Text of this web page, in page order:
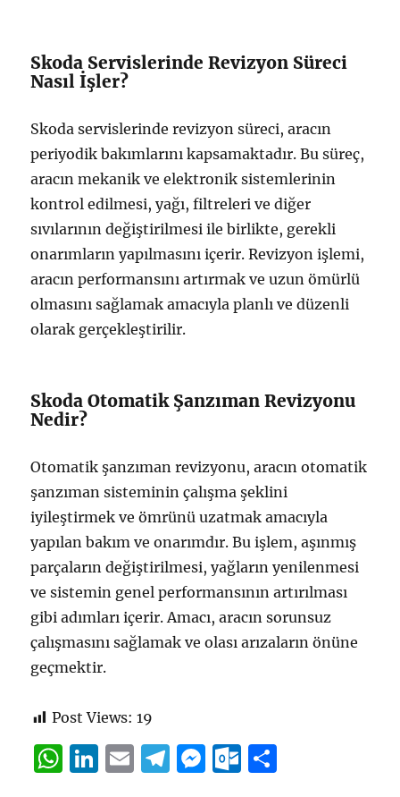
Skoda Servislerinde Revizyon Süreci
Nasıl İşler?
Skoda servislerinde revizyon süreci, aracın
periyodik bakımlarını kapsamaktadır. Bu süreç,
aracın mekanik ve elektronik sistemlerinin
kontrol edilmesi, yağı, filtreleri ve diğer
sıvılarının değiştirilmesi ile birlikte, gerekli
onarımların yapılmasını içerir. Revizyon işlemi,
aracın performansını artırmak ve uzun ömürlü
olmasını sağlamak amacıyla planlı ve düzenli
olarak gerçekleştirilir.
Skoda Otomatik Şanzıman Revizyonu
Nedir?
Otomatik şanzıman revizyonu, aracın otomatik
şanzıman sisteminin çalışma şeklini
iyileştirmek ve ömrünü uzatmak amacıyla
yapılan bakım ve onarımdır. Bu işlem, aşınmış
parçaların değiştirilmesi, yağların yenilenmesi
ve sistemin genel performansının artırılması
gibi adımları içerir. Amacı, aracın sorunsuz
çalışmasını sağlamak ve olası arızaların önüne
geçmektir.
Post Views: 19
W Li E
T
M O